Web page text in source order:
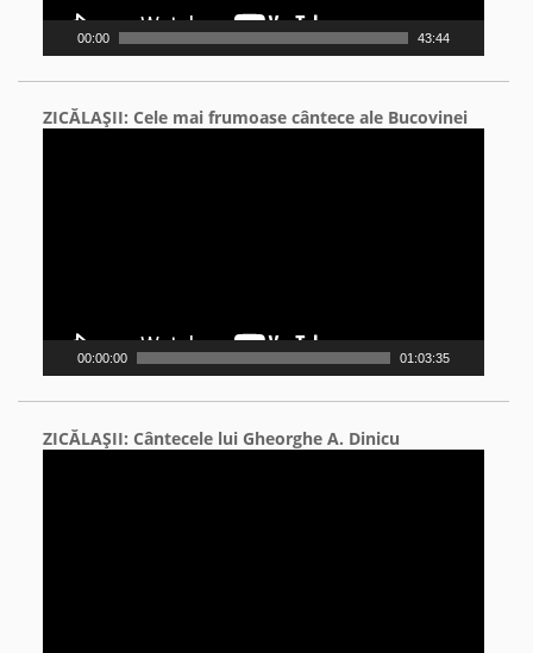
00:00 43:44
ZICĂLAŞII: Cele mai frumoase cântece ale Bucovinei
00:00:00 01:03:35
ZICĂLAŞII: Cântecele lui Gheorghe A. Dinicu